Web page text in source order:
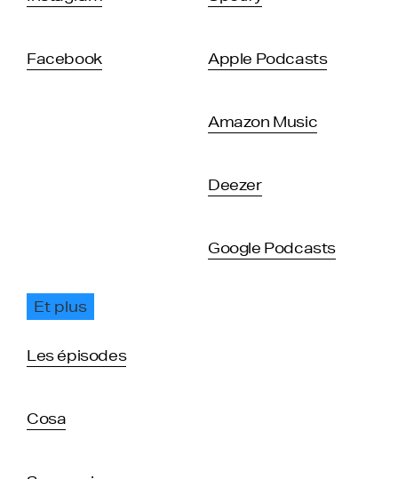
Facebook Apple Podcasts
Amazon Music
Deezer
Google Podcasts
Et plus
Les épisodes
Cosa